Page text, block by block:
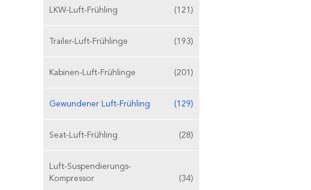
LKW-Luft-Frühling (121)
Trailer-Luft-Frühlinge (193)
Kabinen-Luft-Frühlinge (201)
Gewundener Luft-Frühling (129)
Seat-Luft-Frühling (28)
Luft-Suspendierungs-
Kompressor
(34)